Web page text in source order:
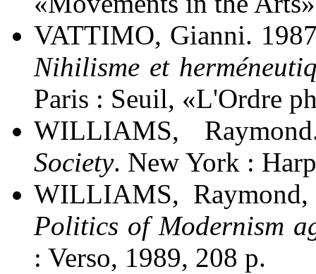
VATTIMO, Gianni.
Nihilisme et
Paris : Seuil, «L'Ordre
WILLIAMS,
Society. New York :
WILLIAMS,
Politics of Modernism
: Verso, 1989, 208 p.